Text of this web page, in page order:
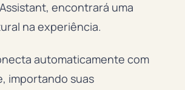
encontrará uma
na experiência.
automaticamente com
importando suas